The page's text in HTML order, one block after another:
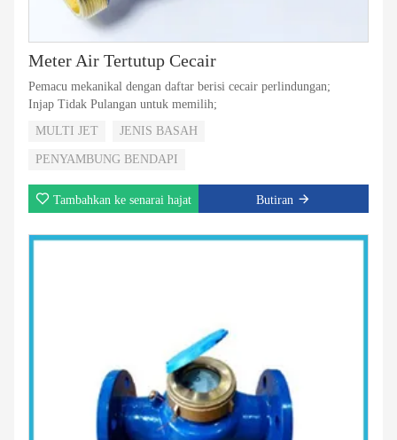
Meter Air Tertutup Cecair
Pemacu mekanikal dengan daftar berisi cecair perlindungan;
Injap Tidak Pulangan untuk memilih;
MULTI JET
JENIS BASAH
PENYAMBUNG BENDAPI
Tambahkan ke senarai hajat Butiran